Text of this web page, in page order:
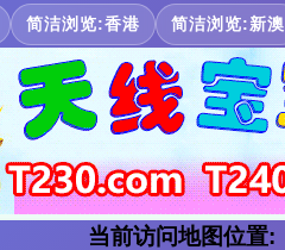
简洁浏览:香港 简洁浏览:新澳
当前访问地图位置: